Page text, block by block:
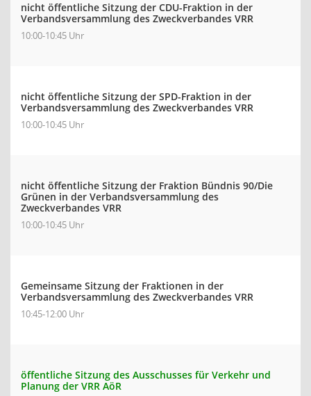
nicht öffentliche Sitzung der CDU-Fraktion in der
Verbandsversammlung des Zweckverbandes VRR
10:00-10:45 Uhr
nicht öffentliche Sitzung der SPD-Fraktion in der
Verbandsversammlung des Zweckverbandes VRR
10:00-10:45 Uhr
nicht öffentliche Sitzung der Fraktion Bündnis 90/Die
Grünen in der Verbandsversammlung des
Zweckverbandes VRR
10:00-10:45 Uhr
Gemeinsame Sitzung der Fraktionen in der
Verbandsversammlung des Zweckverbandes VRR
10:45-12:00 Uhr
öffentliche Sitzung des Ausschusses für Verkehr und
Planung der VRR AöR